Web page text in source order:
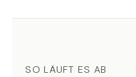
SO LÄUFT ES AB